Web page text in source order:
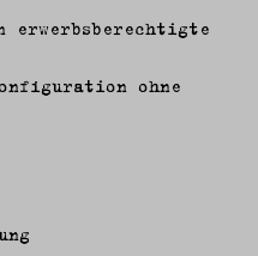
erwerbsberechtigte
ohne